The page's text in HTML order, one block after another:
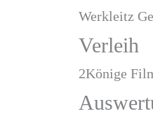
Werkleitz
Verleih
2Könige